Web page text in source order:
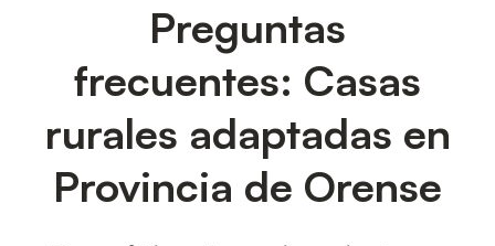
Preguntas
frecuentes: Casas
rurales adaptadas en
Provincia de Orense